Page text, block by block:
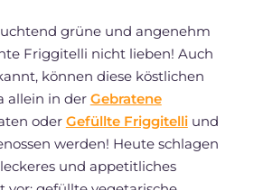
grüne und angenehm
Friggitelli nicht lieben! Auch
können diese köstlichen
allein in der Gebratene
oder Gefüllte Friggitelliund
werden! Heute schlagen
und appetitliches